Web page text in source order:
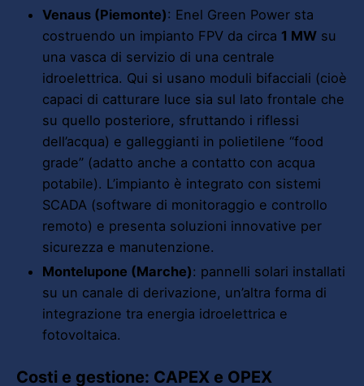
Venaus (Piemonte): Enel Green Power sta
costruendo un impianto FPV da circa 1 MW su
una vasca di servizio di una centrale
idroelettrica. Qui si usano moduli bifacciali (cioè
capaci di catturare luce sia sul lato frontale che
su quello posteriore, sfruttando i riflessi
dell’acqua) e galleggianti in polietilene “food
grade” (adatto anche a contatto con acqua
potabile). L’impianto è integrato con sistemi
SCADA (software di monitoraggio e controllo
remoto) e presenta soluzioni innovative per
sicurezza e manutenzione.
Montelupone (Marche): pannelli solari installati
su un canale di derivazione, un’altra forma di
integrazione tra energia idroelettrica e
fotovoltaica.
Costi e gestione: CAPEX e OPEX